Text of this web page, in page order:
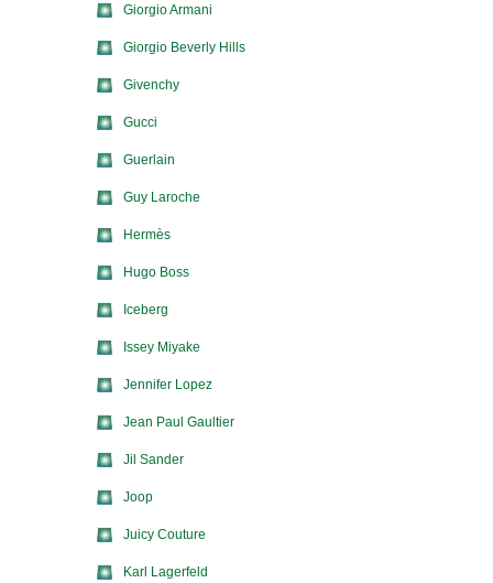
Giorgio Armani
Giorgio Beverly Hills
Givenchy
Gucci
Guerlain
Guy Laroche
Hermès
Hugo Boss
Iceberg
Issey Miyake
Jennifer Lopez
Jean Paul Gaultier
Jil Sander
Joop
Juicy Couture
Karl Lagerfeld